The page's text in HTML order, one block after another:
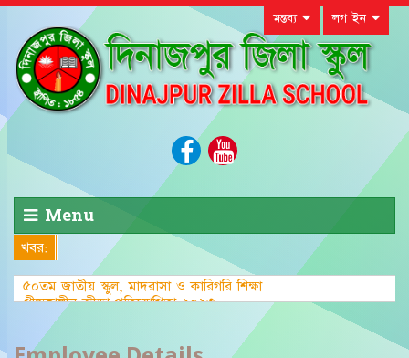
মন্তব্য লগ ইন
Menu
খবর:
৫০তম জাতীয় স্কুল, মাদরাসা ও কারিগরি শিক্ষা
গ্রীষ্মকালীন ক্রীড়া প্রতিযোগিতা-২০২৩ এ জেলা পর্য